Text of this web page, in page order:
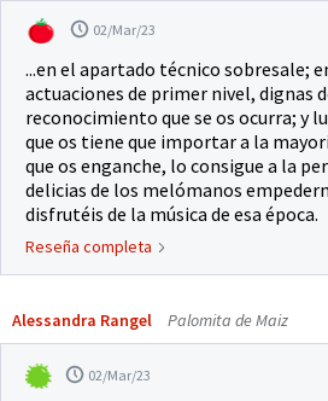
02/Mar/23
...en el apartado técnico sobresale;
actuaciones de primer nivel, dignas
reconocimiento que se os ocurra; y
que os tiene que importar a la
que os enganche, lo consigue a la
delicias de los melómanos
disfrutéis de la música de esa época.
Reseña completa
Alessandra Rangel Palomita de Maiz
02/Mar/23